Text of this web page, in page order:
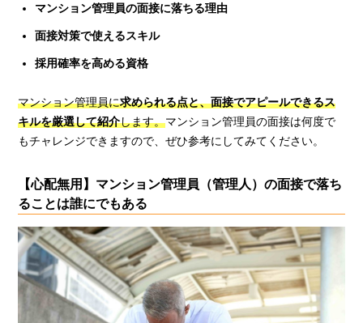
マンション管理員の面接に落ちる理由
面接対策で使えるスキル
採用確率を高める資格
マンション管理員に求められる点と、面接でアピールできるス
キルを厳選して紹介します。マンション管理員の面接は何度で
もチャレンジできますので、ぜひ参考にしてみてください。
【心配無用】マンション管理員（管理人）の面接で落ち
ることは誰にでもある